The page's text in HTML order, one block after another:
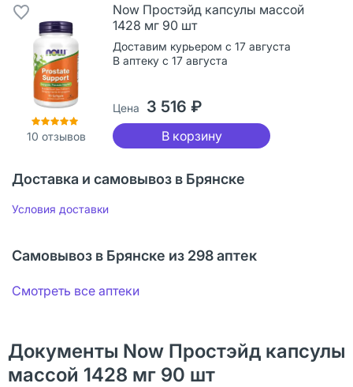
10 отзывов
Now Простэйд капсулы массой
1428 мг 90 шт
Доставим курьером с 17 августа
В аптеку с 17 августа
Цена 3 516 ₽
В корзину
Доставка и самовывоз в Брянске
Условия доставки
Самовывоз в Брянске из 298 аптек
Смотреть все аптеки
Документы Now Простэйд капсулы
массой 1428 мг 90 шт